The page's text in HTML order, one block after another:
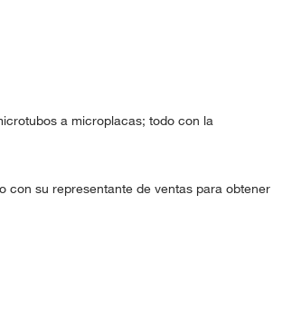
a microplacas; todo con la
con su representante de ventas para obtener